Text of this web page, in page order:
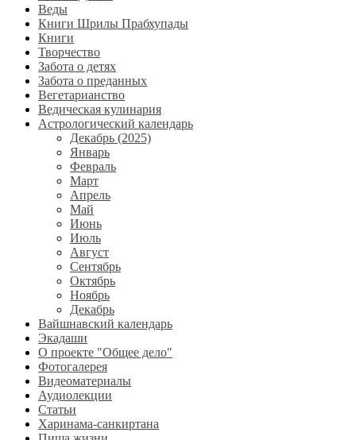
Веды
Книги Шрилы Прабхупады
Книги
Творчество
Забота о детях
Забота о преданных
Вегетарианство
Ведическая кулинария
Астрологический календарь
Декабрь (2025)
Январь
Февраль
Март
Апрель
Май
Июнь
Июль
Август
Сентябрь
Октябрь
Ноябрь
Декабрь
Вайшнавский календарь
Экадаши
О проекте "Общее дело"
Фотогалерея
Видеоматериалы
Аудиолекции
Статьи
Харинама-санкиртана